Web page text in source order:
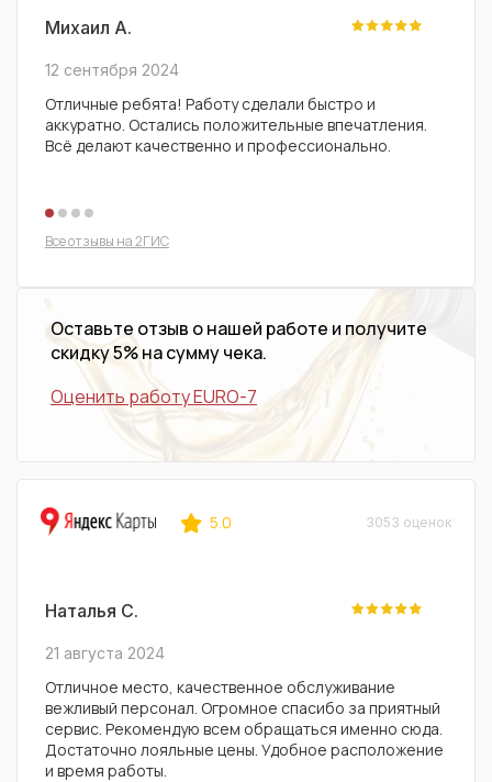
Михаил А.
12 сентября 2024
Отличные ребята! Работу сделали быстро и
аккуратно. Остались положительные впечатления.
Всё делают качественно и профессионально.
Все отзывы на 2ГИС
Оставьте отзыв о нашей работе и получите
скидку 5% на сумму чека.
Оценить работу EURO-7
5.0 3053 оценок
Наталья С.
21 августа 2024
Отличное место, качественное обслуживание
вежливый персонал. Огромное спасибо за приятный
сервис. Рекомендую всем обращаться именно сюда.
Достаточно лояльные цены. Удобное расположение
и время работы.